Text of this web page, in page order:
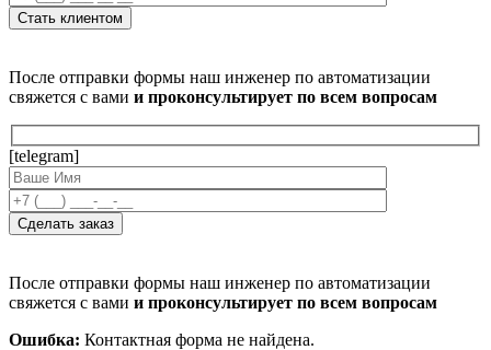
После отправки формы наш инженер по автоматизации
свяжется с вами и проконсультирует по всем вопросам
[telegram]
После отправки формы наш инженер по автоматизации
свяжется с вами и проконсультирует по всем вопросам
Ошибка: Контактная форма не найдена.